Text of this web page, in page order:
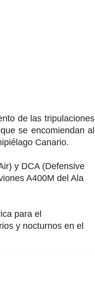
de las tripulaciones
se encomiendan al
Canario.
y DCA (Defensive
A400M del Ala
para el
y nocturnos en el